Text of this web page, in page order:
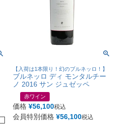
【入荷は1本限り！幻のブルネッロ！】
ブルネッロ ディ モンタルチー
ノ 2016 サン ジュゼッペ
赤ワイン
価格 ¥56,100税込
会員特別価格 ¥56,100税込